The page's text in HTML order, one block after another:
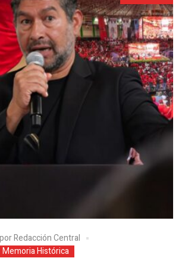
porRedacción Central
Memoria Histórica